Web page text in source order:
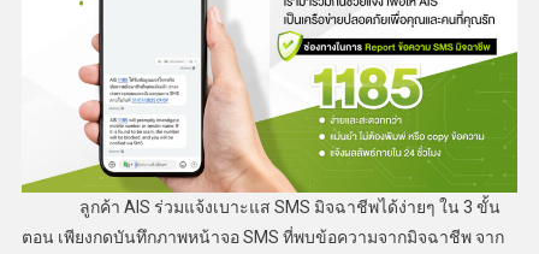
ลูกค้า AIS ร่วมแจ้งเบาะแส SMS มิจฉาชีพได้ง่ายๆ ใน 3 ขั้น
ตอน เพียงกดบันทึกภาพหน้าจอ SMS ที่พบข้อความจากมิจฉาชีพ จาก